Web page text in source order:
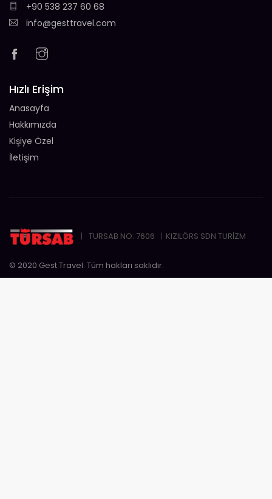
+90 538 237 60 68
info@gesttravel.com
Hızlı Erişim
Anasayfa
Hakkımızda
Kişiye Özel
İletişim
TURSAB NO: 7606 KIZILÖRS SDN TURİZM
© 2020 Gest Travel. Tüm hakları saklıdır.